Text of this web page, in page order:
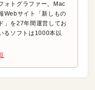
ォトグラファー。Mac
Webサイト「新しもの
」を27年間運営してお
るソフトは1000本以